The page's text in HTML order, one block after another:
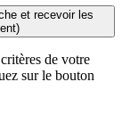
et recevoir les
de votre
sur le bouton